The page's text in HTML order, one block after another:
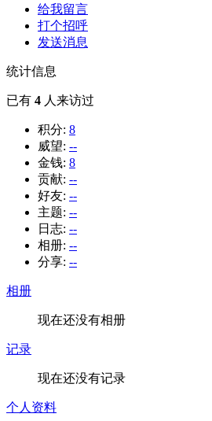
给我留言
打个招呼
发送消息
统计信息
已有 4 人来访过
积分: 8
威望: --
金钱: 8
贡献: --
好友: --
主题: --
日志: --
相册: --
分享: --
相册
现在还没有相册
记录
现在还没有记录
个人资料